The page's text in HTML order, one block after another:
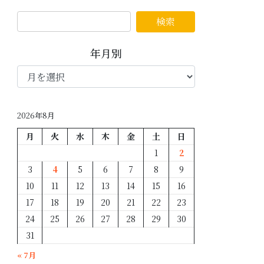
年月別
年
2026年8月
月 火 水 木 金 土
日
1
2
3
4 5 6 7 8
9
10
11 12 13 14 15
16
17
18 19 20 21 22
23
24
25 26 27 28 29
30
31
« 7月